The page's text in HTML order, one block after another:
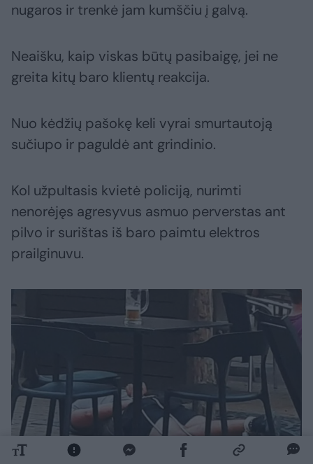
nugaros ir trenkė jam kumščiu į galvą.
Neaišku, kaip viskas būtų pasibaigę, jei ne
greita kitų baro klientų reakcija.
Nuo kėdžių pašokę keli vyrai smurtautoją
sučiupo ir paguldė ant grindinio.
Kol užpultasis kvietė policiją, nurimti
nenorėjęs agresyvus asmuo perverstas ant
pilvo ir surištas iš baro paimtu elektros
prailginuvu.
Daugiau nuotraukų (2)